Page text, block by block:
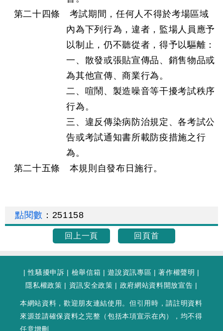
第二十四條 考試期間，任何人不得於考場區域
內為下列行為，違者，監場人員應予
以制止，仍不聽從者，得予以驅離：
一、散發或張貼宣傳品、銷售物品或
為其他宣傳、商業行為。
二、喧鬧、製造噪音等干擾考試秩序
行為。
三、違反傳染病防治規定、各考試公
告或考試通知書所載防疫措施之行
為。
第二十五條 本規則自發布日施行。
點閱數 ： 251158
回上一頁 回頁首
|性騷擾申訴 | 檢舉信箱 |遊說資訊專區 |著作權聲明 |
隱私權政策 | 資訊安全政策 | 政府網站資料開放宣告 |
本網站資料，歡迎朋友連結使用。但引用時，請註明資料
來源並請確保資料之完整（包括本項宣示在內），均不得
任意增刪